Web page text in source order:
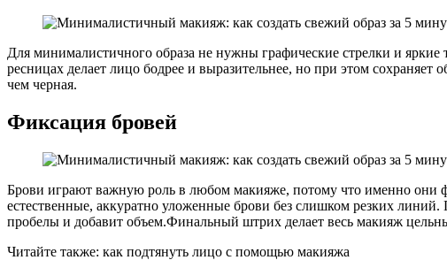
Для минималистичного образа не нужны графические стрелки и
ресницах делает лицо бодрее и выразительнее, но при этом
чем черная.
Фиксация бровей
Брови играют важную роль в любом макияже, потому что именно они
естественные, аккуратно уложенные брови без слишком резких
пробелы и добавит объем.Финальный штрих делает весь макияж
Читайте также: как подтянуть лицо с помощью макияжа